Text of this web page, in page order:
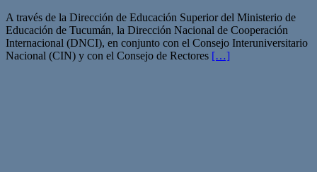
A través de la Dirección de Educación Superior del Ministerio de
Educación de Tucumán, la Dirección Nacional de Cooperación
Internacional (DNCI), en conjunto con el Consejo Interuniversitario
Nacional (CIN) y con el Consejo de Rectores […]